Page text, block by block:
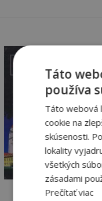
72 €
69,20€
Táto
používa
Táto webová
cookie na
skúsenosti.
lokality
všetkých
zásadami
Prečítať viac